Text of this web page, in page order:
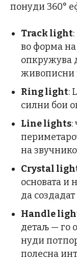
понуди 360°
Track light
во форма на
опкружува
Ring light:
силни бои
Line lights:
на
Crystal
основата и
да
Handle
детаљ — го
нуди
полесна